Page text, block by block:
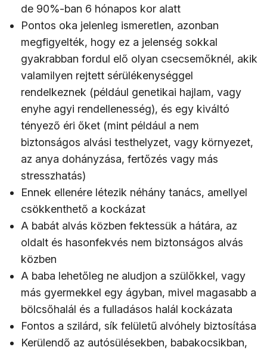
de 90%-ban 6 hónapos kor alatt
Pontos oka jelenleg ismeretlen, azonban
megfigyelték, hogy ez a jelenség sokkal
gyakrabban fordul elő olyan csecsemőknél, akik
valamilyen rejtett sérülékenységgel
rendelkeznek (például genetikai hajlam, vagy
enyhe agyi rendellenesség), és egy kiváltó
tényező éri őket (mint például a nem
biztonságos alvási testhelyzet, vagy környezet,
az anya dohányzása, fertőzés vagy más
stresszhatás)
Ennek ellenére létezik néhány tanács, amellyel
csökkenthető a kockázat
A babát alvás közben fektessük a hátára, az
oldalt és hasonfekvés nem biztonságos alvás
közben
A baba lehetőleg ne aludjon a szülőkkel, vagy
más gyermekkel egy ágyban, mivel magasabb a
bölcsőhalál és a fulladásos halál kockázata
Fontos a szilárd, sík felületű alvóhely biztosítása
Kerülendő az autósülésekben, babakocsikban,